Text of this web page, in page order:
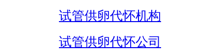
试管供卵代怀机构
试管供卵代怀公司